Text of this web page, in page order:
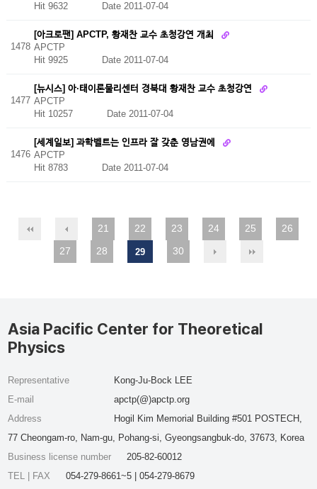
Hit 9632
Date 2011-07-04
1478
[아크로팬] APCTP, 황재찬 교수 초청강연 개최
APCTP
Hit 9925
Date 2011-07-04
1477
[뉴시스] 아·태이론물리센터 경북대 황재찬 교수 초청강연
APCTP
Hit 10257
Date 2011-07-04
1476
[세계일보] 과학벨트는 인프라 잘 갖춘 영남권에
APCTP
Hit 8783
Date 2011-07-04
21 22 23 24 25
26
27
28 29 30
Asia Pacific Center for Theoretical
Physics
Representative
Kong-Ju-Bock LEE
E-mail
apctp(@)apctp.org
Address
Hogil Kim Memorial Building #501 POSTECH,
77 Cheongam-ro, Nam-gu, Pohang-si, Gyeongsangbuk-do, 37673, Korea
Business license number
205-82-60012
TEL | FAX
054-279-8661~5 | 054-279-8679